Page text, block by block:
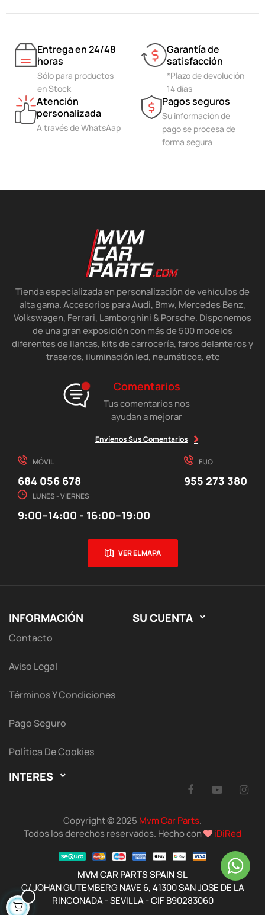
Entrega en 24/48
horas
Sólo para productos
en Stock
Garantía de
satisfacción
*Plazo de devolución
14 días
Atención
personalizada
A través de WhatsAap
Pagos seguros
Su información de
pago se procesa de
forma segura
Tienda especializada en personalización de vehículos de
alta gama. Accesorios para Audi, Bmw, Mercedes Benz,
Volkswagen, Ferrari, Lamborghini & Porsche. Disponemos
de una gran exposición con más de 500 modelos
diferentes de llantas, kits de carrocería, faros delanteros y
traseros, iluminación led, neumáticos, etc
Comentarios
Tus comentarios nos
ayudan a mejorar
Envíenos Sus Comentarios
MÓVIL
684 056 678
FIJO
955 273 380
LUNES - VIERNES
9:00–14:00 - 16:00–19:00
VER EL MAPA
INFORMACIÓN
Contacto
Aviso Legal
Términos Y Condiciones
Pago Seguro
Política De Cookies
SU CUENTA 
INTERES 
Facebook
Copyright © 2025 Mvm Car Parts.
Todos los derechos reservados. Hecho con
iDiRed
MVM CAR PARTS SPAIN SL
C/ JOHAN GUTEMBERG NAVE 6, 41300 SAN JOSE DE LA
RINCONADA - SEVILLA - CIF B90283060